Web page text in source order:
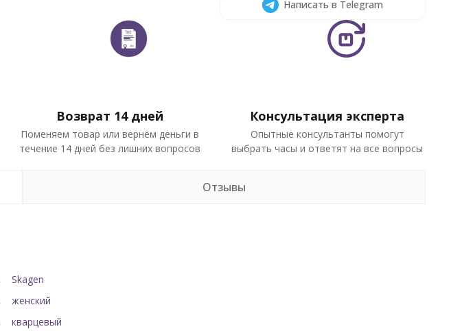
Написать в Telegram
Возврат 14 дней
Поменяем товар или вернём деньги в
течение 14 дней без лишних вопросов
Консультация эксперта
Опытные консультанты помогут
выбрать часы и ответят на все вопросы
Отзывы
Skagen
женский
кварцевый